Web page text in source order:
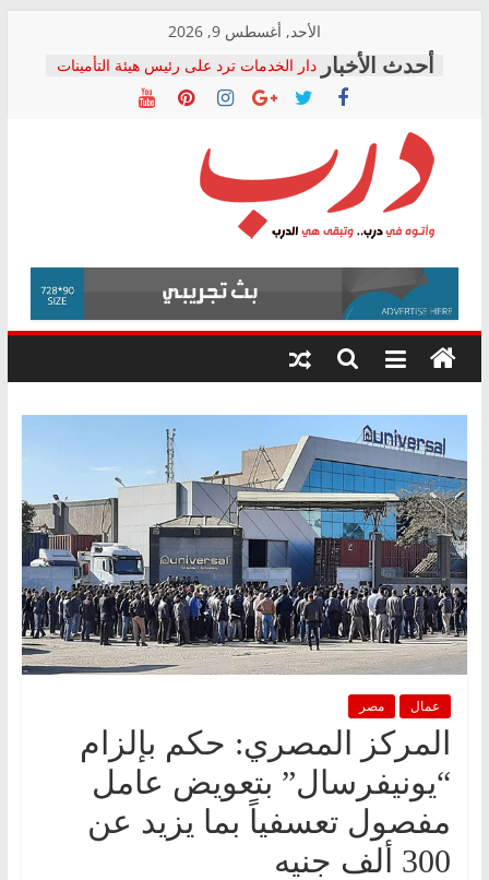
content
الأحد, أغسطس 9, 2026
دار الخدمات ترد على رئيس هيئة التأمينات
بعد مؤتمره الصحفي: إنكار الأزمة لا ينهي
معاناة أصحاب المعاشات.. ونطالب بكشف
فرحات سليمان يكتب: القطاع الصحي إلى
أين؟
حزب التحالف الشعبي يطلق لجنة “الحق
في الصحة” بالإسكندرية لرصد الانتهاكات
ودعم المرضى
الوزاري لمدينة الصحفيين.. وانتهاء أعمال
إنشاء المبنى الإداري
المجلس القومي لحقوق الإنسان يعلن
متابعة قضية الدكتور محمد زهران.. ويؤكد:
قرينة البراءة وضمانات المحاكمة العادلة
درب
وأتوه
درب..
وتبقى
هي
عمال مصر
المركز المصري: حكم بإلزام
“يونيفرسال” بتعويض عامل
مفصول تعسفياً بما يزيد عن
300 ألف جنيه